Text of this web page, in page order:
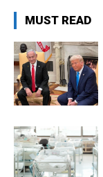
MUST READ